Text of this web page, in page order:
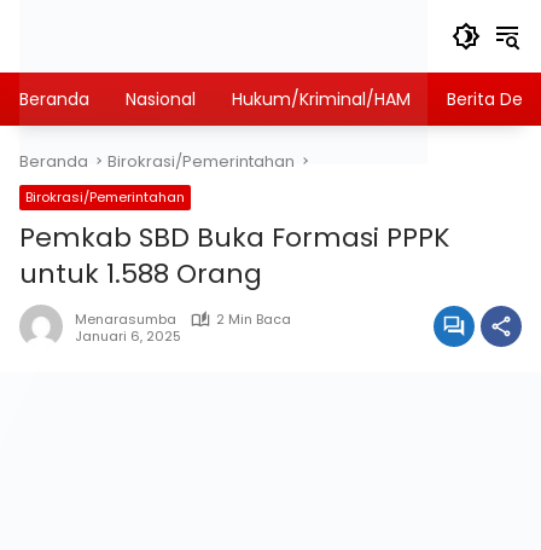
Beranda
Nasional Hukum/Kriminal/HAM Berita Desa
Beranda Birokrasi/Pemerintahan
Birokrasi/Pemerintahan
Pemkab SBD Buka Formasi PPPK
untuk 1.588 Orang
Menarasumba
2 Min Baca
Januari 6, 2025